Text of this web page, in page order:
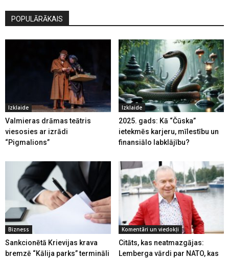
POPULĀRĀKAIS
Izklaide
Valmieras drāmas teātris
viesosies ar izrādi
“Pigmalions”
Izklaide
2025. gads: Kā “Čūska”
ietekmēs karjeru, mīlestību un
finansiālo labklājību?
Bizness
Sankcionētā Krievijas krava
bremzē “Kālija parks” termināli
Komentāri un viedokļi
Citāts, kas neatmazgājas:
Lemberga vārdi par NATO, kas